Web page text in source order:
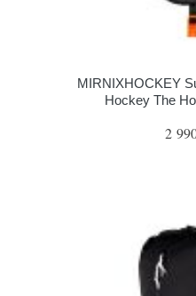
MIRNIXHOCKEY
Hockey The
2